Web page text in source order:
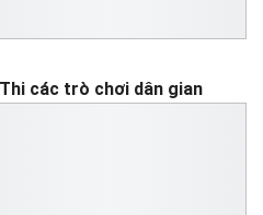
dân gian